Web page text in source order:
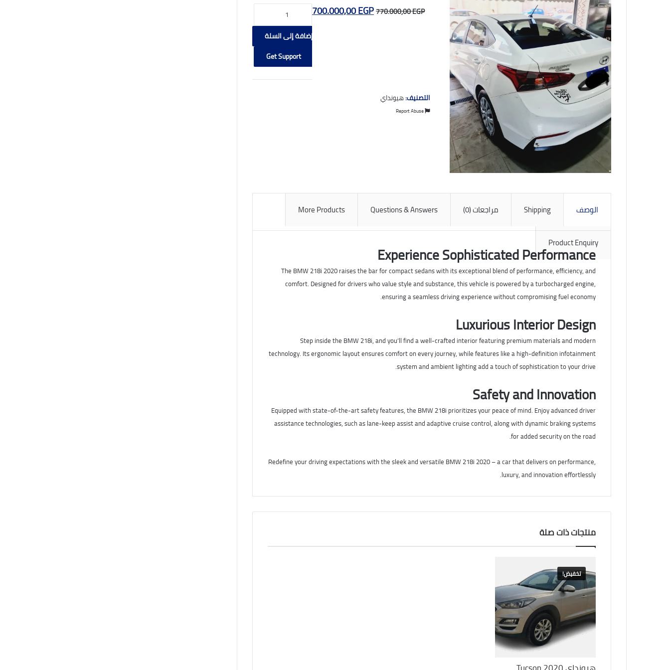
770.000,00EGP
السعر700.000,00EGP
السعر
الحالي
هو:
700.000,00 EGP.
كمية
BMW
218i
2020
إضافة إلى السلة
Get Support
التصنيف:هيونداي
الوصف Shipping مراجعات (0) Questions & Answers
More Products
Product Enquiry
Experience Sophisticated Performance
The BMW 218i 2020 raises the bar for compact sedans with its exceptional blend of performance, efficiency, and
comfort. Designed for drivers who value style and substance, this vehicle is powered by a turbocharged engine,
ensuring a seamless driving experience without compromising fuel economy.
Luxurious Interior Design
Step inside the BMW 218i, and you’ll find a well-crafted interior featuring premium materials and modern
technology. Its ergonomic layout ensures comfort on every journey, while features like a high-definition infotainment
system and ambient lighting add a touch of sophistication to your drive.
Safety and Innovation
Equipped with state-of-the-art safety features, the BMW 218i prioritizes your peace of mind. Enjoy advanced driver
assistance technologies, such as lane-keep assist and adaptive cruise control, along with dynamic braking systems
for added security on the road.
Redefine your driving expectations with the sleek and versatile BMW 218i 2020 – a car that delivers on performance,
luxury, and innovation effortlessly.
منتجات ذات صلة
تخفيض!